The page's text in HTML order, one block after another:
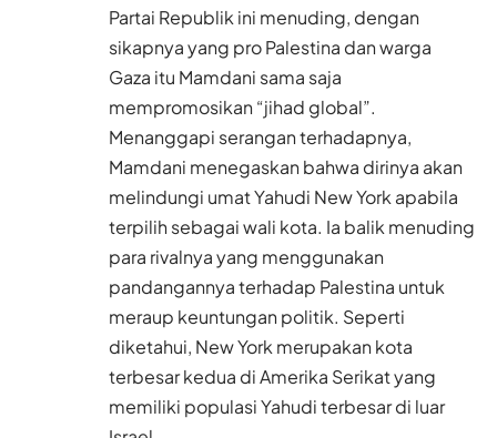
Partai Republik ini menuding, dengan
sikapnya yang pro Palestina dan warga
Gaza itu Mamdani sama saja
mempromosikan “jihad global”.
Menanggapi serangan terhadapnya,
Mamdani menegaskan bahwa dirinya akan
melindungi umat Yahudi New York apabila
terpilih sebagai wali kota. Ia balik menuding
para rivalnya yang menggunakan
pandangannya terhadap Palestina untuk
meraup keuntungan politik. Seperti
diketahui, New York merupakan kota
terbesar kedua di Amerika Serikat yang
memiliki populasi Yahudi terbesar di luar